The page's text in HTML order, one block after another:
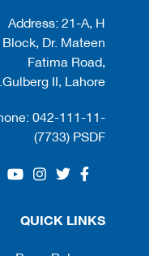
Address: 21-A, H
Block, Dr. Mateen
Fatima Road,
Gulberg II, Lahore.
042-111-11-
(7733) PSDF
QUICK LINKS